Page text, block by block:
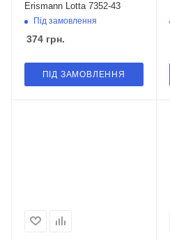
Erismann Lotta 7352-43
Під замовлення
374 грн.
ПІД ЗАМОВЛЕННЯ